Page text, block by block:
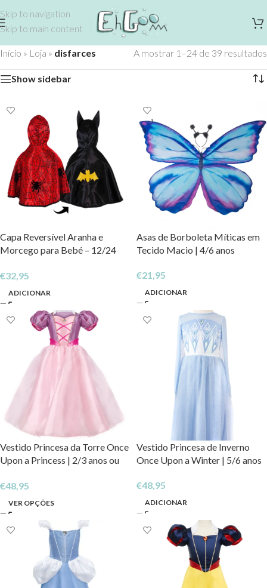
Skip to navigation
Skip to main content
Início » Loja » disfarces A mostrar 1–24 de 39 resultados
Show sidebar
Capa Reversível Aranha e
Morcego para Bebé – 12/24
€32,95
ADICIONAR
Asas de Borboleta Míticas em
Tecido Macio | 4/6 anos
€21,95
ADICIONAR
Vestido Princesa da Torre Once
Upon a Princess | 2/3 anos ou
€48,95
VER OPÇÕES
Vestido Princesa de Inverno
Once Upon a Winter | 5/6 anos
€48,95
ADICIONAR